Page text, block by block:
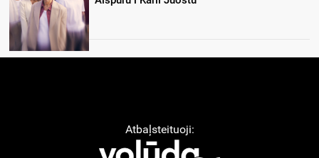
Atbaļsteituoji: